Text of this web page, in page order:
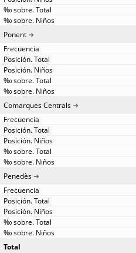
Ponent
Comarques Centrals
Penedès
Total